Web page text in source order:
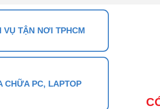
VỤ TẬN NƠI TPHCM
CHỮA PC, LAPTOP